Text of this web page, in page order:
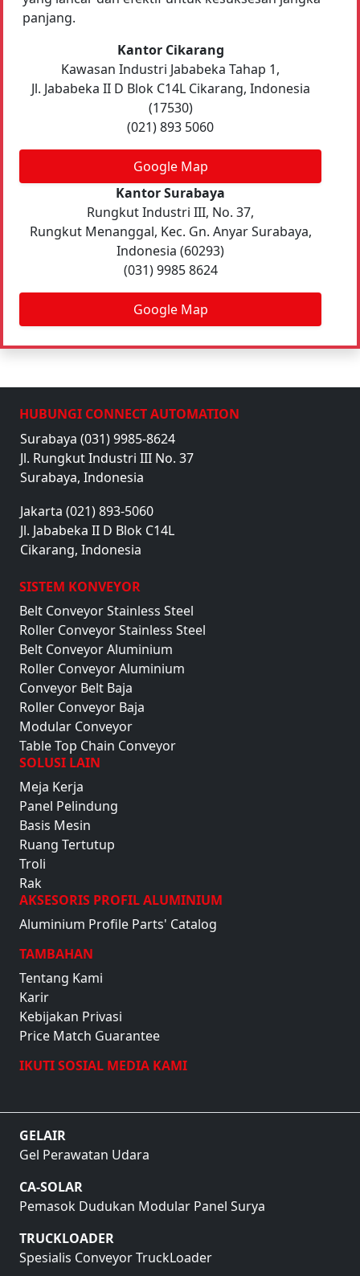
panjang.
Kantor Cikarang
Kawasan Industri Jababeka Tahap 1,
Jl. Jababeka II D Blok C14L Cikarang, Indonesia
(17530)
(021) 893 5060
Google Map
Kantor Surabaya
Rungkut Industri III, No. 37,
Rungkut Menanggal, Kec. Gn. Anyar Surabaya,
Indonesia (60293)
(031) 9985 8624
Google Map
HUBUNGI CONNECT AUTOMATION
Surabaya (031) 9985-8624
Jl. Rungkut Industri III No. 37
Surabaya, Indonesia
Jakarta (021) 893-5060
Jl. Jababeka II D Blok C14L
Cikarang, Indonesia
SISTEM KONVEYOR
Belt Conveyor Stainless Steel
Roller Conveyor Stainless Steel
Belt Conveyor Aluminium
Roller Conveyor Aluminium
Conveyor Belt Baja
Roller Conveyor Baja
Modular Conveyor
Table Top Chain Conveyor
SOLUSI LAIN
Meja Kerja
Panel Pelindung
Basis Mesin
Ruang Tertutup
Troli
Rak
AKSESORIS PROFIL ALUMINIUM
Aluminium Profile Parts' Catalog
TAMBAHAN
Tentang Kami
Karir
Kebijakan Privasi
Price Match Guarantee
IKUTI SOSIAL MEDIA KAMI
GELAIR
Gel Perawatan Udara
CA-SOLAR
Pemasok Dudukan Modular Panel Surya
TRUCKLOADER
Spesialis Conveyor TruckLoader